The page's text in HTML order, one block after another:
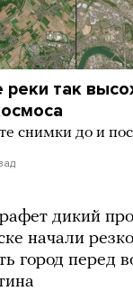
реки так
снимки до и
дикий
начали резко
город перед